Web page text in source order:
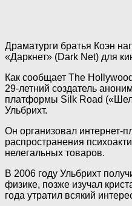
Драматурги братья Коэн
«Даркнет» (Dark Net) для
Как сообщает The
29-летний создатель
платформы Silk Road
Ульбрихт.
Он организовал интернет-
распространения
нелегальных товаров.
В 2006 году Ульбрихт
физике, позже изучал
года утратил всякий